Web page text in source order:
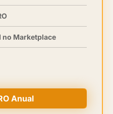
no Marketplace
Anual